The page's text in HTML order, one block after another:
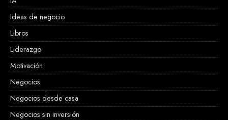
Ideas de negocio
Libros
Liderazgo
Motivación
Negocios
Negocios desde casa
Negocios sin inversión